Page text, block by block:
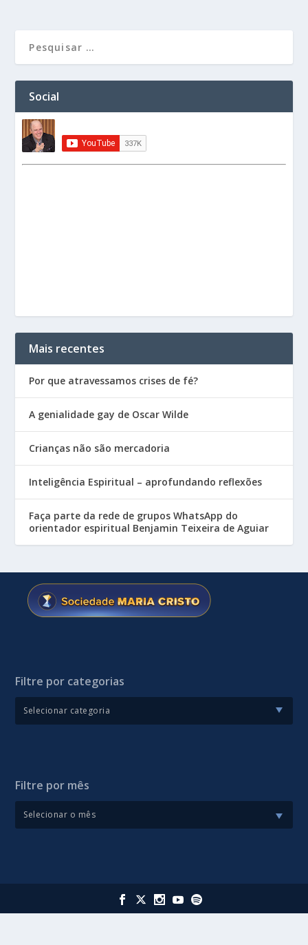
Social
Mais recentes
Por que atravessamos crises de fé?
A genialidade gay de Oscar Wilde
Crianças não são mercadoria
Inteligência Espiritual – aprofundando reflexões
Faça parte da rede de grupos WhatsApp do
orientador espiritual Benjamin Teixeira de Aguiar
Filtre por categorias
Filtre por mês